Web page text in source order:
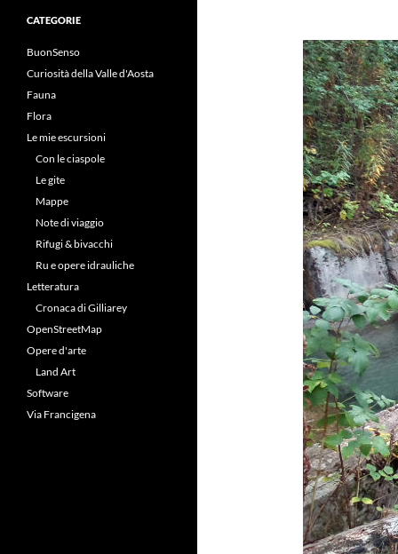
CATEGORIE
BuonSenso
Curiosità della Valle d'Aosta
Fauna
Flora
Le mie escursioni
Con le ciaspole
Le gite
Mappe
Note di viaggio
Rifugi & bivacchi
Ru e opere idrauliche
Letteratura
Cronaca di Gilliarey
OpenStreetMap
Opere d'arte
Land Art
Software
Via Francigena